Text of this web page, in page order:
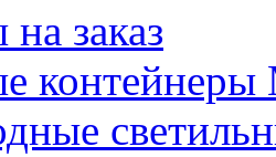
заказ
контейнеры